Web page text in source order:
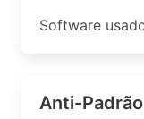
Software
Anti-Padrão